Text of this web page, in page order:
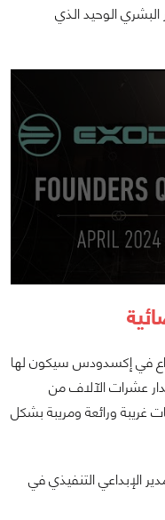
الوحيد الذي
في إكسدودس سيكون لها
عشرات الآلاف من
غريبة ورائعة ومريبة بشكل
الإبداعي التنفيذي في